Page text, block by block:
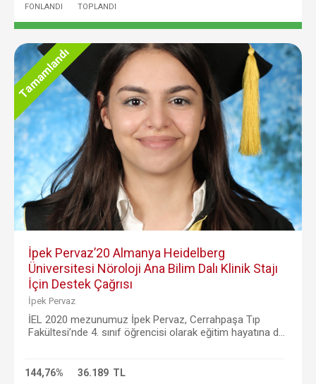
FONLANDI TOPLANDI
Tamamlandı
İpek Pervaz’20 Almanya Heidelberg
Üniversitesi Nöroloji Ana Bilim Dalı Klinik Stajı
İçin Destek Çağrısı
İpek Pervaz
İEL 2020 mezunumuz İpek Pervaz, Cerrahpaşa Tıp
Fakültesi’nde 4. sınıf öğrencisi olarak eğitim hayatına d...
144,76% 36.189 TL